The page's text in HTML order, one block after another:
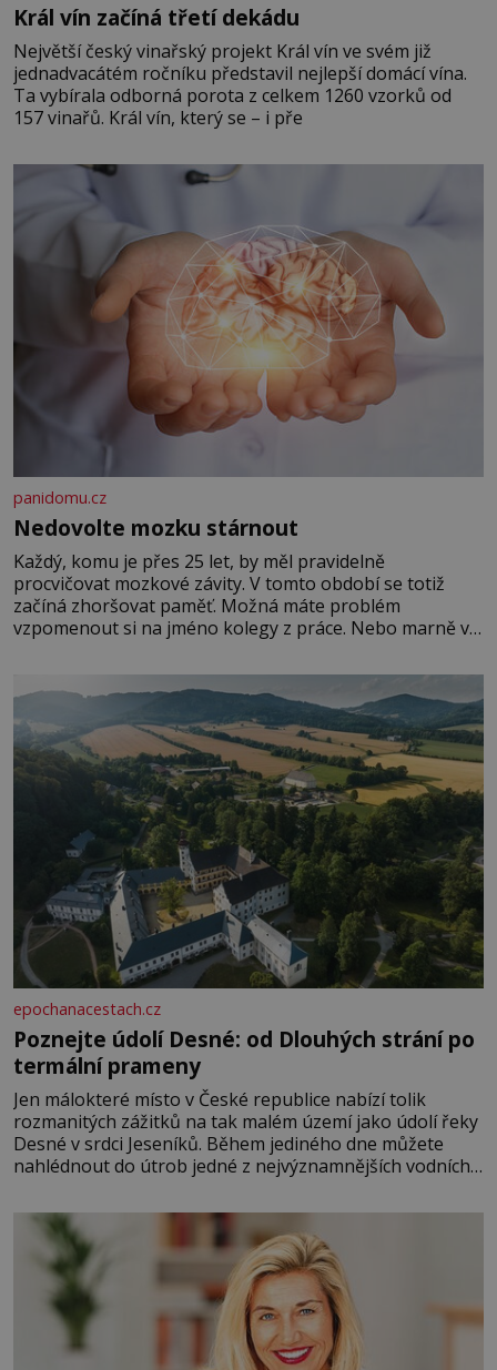
Král vín začíná třetí dekádu
Největší český vinařský projekt Král vín ve svém již
jednadvacátém ročníku představil nejlepší domácí vína.
Ta vybírala odborná porota z celkem 1260 vzorků od
157 vinařů. Král vín, který se – i pře
panidomu.cz
Nedovolte mozku stárnout
Každý, komu je přes 25 let, by měl pravidelně
procvičovat mozkové závity. V tomto období se totiž
začíná zhoršovat paměť. Možná máte problém
vzpomenout si na jméno kolegy z práce. Nebo marně v
Je to opravdu tak, s věkem jako kdyby se paměť
rozhodla stávkovat. Cvičte
epochanacestach.cz
Poznejte údolí Desné: od Dlouhých strání po
termální prameny
Jen málokteré místo v České republice nabízí tolik
rozmanitých zážitků na tak malém území jako údolí řeky
Desné v srdci Jeseníků. Během jediného dne můžete
nahlédnout do útrob jedné z nejvýznamnějších vodních
se na koloběžce a den zakončit poznáváním památek ve
Velkých Losinách nebo v termálním